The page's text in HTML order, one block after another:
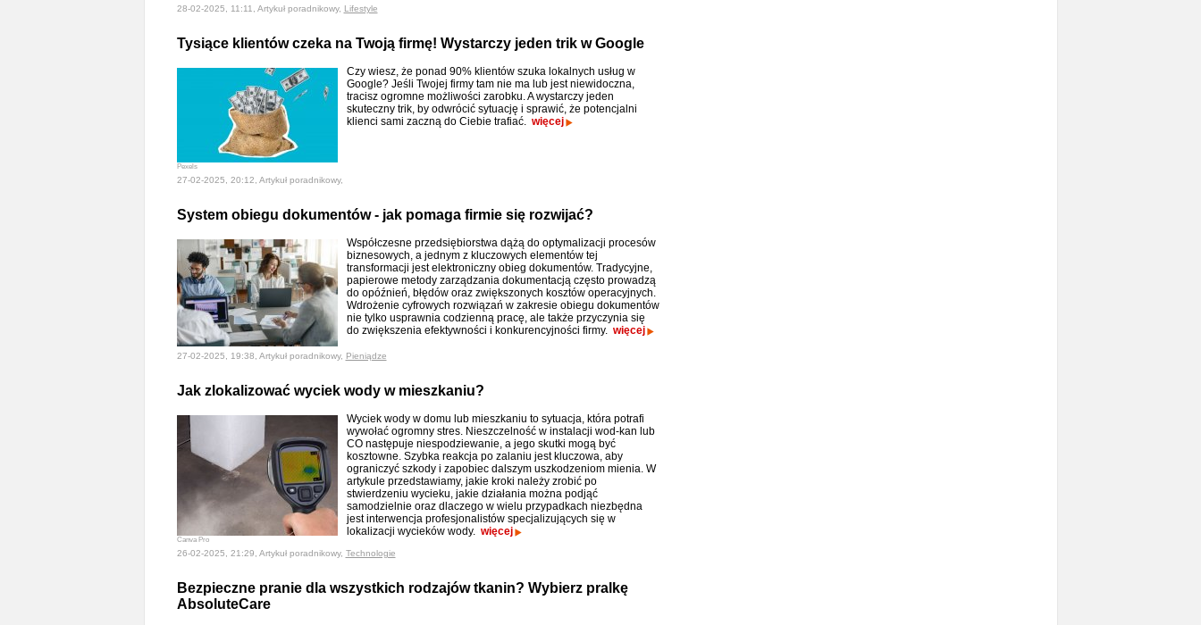
28-02-2025, 11:11, Artykuł poradnikowy, Lifestyle
Tysiące klientów czeka na Twoją firmę! Wystarczy jeden trik w Google
Pexels
Czy wiesz, że ponad 90% klientów szuka lokalnych usług w
Google? Jeśli Twojej firmy tam nie ma lub jest niewidoczna,
tracisz ogromne możliwości zarobku. A wystarczy jeden
skuteczny trik, by odwrócić sytuację i sprawić, że potencjalni
klienci sami zaczną do Ciebie trafiać. więcej
27-02-2025, 20:12, Artykuł poradnikowy,
System obiegu dokumentów - jak pomaga firmie się rozwijać?
Współczesne przedsiębiorstwa dążą do optymalizacji procesów
biznesowych, a jednym z kluczowych elementów tej
transformacji jest elektroniczny obieg dokumentów. Tradycyjne,
papierowe metody zarządzania dokumentacją często prowadzą
do opóźnień, błędów oraz zwiększonych kosztów operacyjnych.
Wdrożenie cyfrowych rozwiązań w zakresie obiegu dokumentów
nie tylko usprawnia codzienną pracę, ale także przyczynia się
do zwiększenia efektywności i konkurencyjności firmy. więcej
27-02-2025, 19:38, Artykuł poradnikowy, Pieniądze
Jak zlokalizować wyciek wody w mieszkaniu?
Canva Pro
Wyciek wody w domu lub mieszkaniu to sytuacja, która potrafi
wywołać ogromny stres. Nieszczelność w instalacji wod-kan lub
CO następuje niespodziewanie, a jego skutki mogą być
kosztowne. Szybka reakcja po zalaniu jest kluczowa, aby
ograniczyć szkody i zapobiec dalszym uszkodzeniom mienia. W
artykule przedstawiamy, jakie kroki należy zrobić po
stwierdzeniu wycieku, jakie działania można podjąć
samodzielnie oraz dlaczego w wielu przypadkach niezbędna
jest interwencja profesjonalistów specjalizujących się w
lokalizacji wycieków wody. więcej
26-02-2025, 21:29, Artykuł poradnikowy, Technologie
Bezpieczne pranie dla wszystkich rodzajów tkanin? Wybierz pralkę
AbsoluteCare